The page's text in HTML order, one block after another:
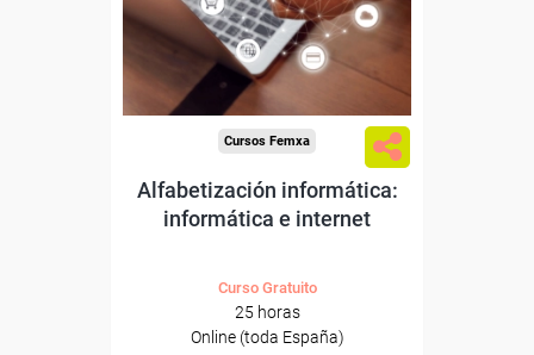
Sector
-Otros Servicios.
Cursos Femxa
Alfabetización informática:
informática e internet
Curso Gratuito
25 horas
Online (toda España)